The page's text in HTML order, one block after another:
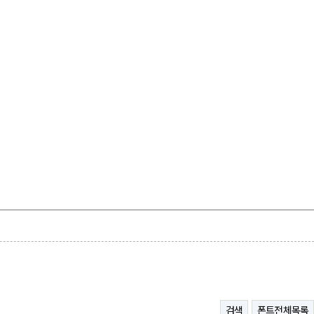
검색 폰트전체목록